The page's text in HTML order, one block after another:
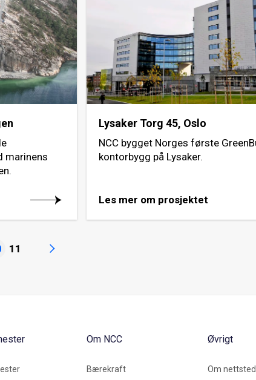
marinens
Lysaker Torg 45, Oslo
NCC bygget Norges første
kontorbygg på Lysaker.
Les mer om prosjektet
11
Om NCC
Bærekraft
Øvrigt
Om